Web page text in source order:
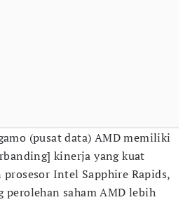
(pusat data) AMD memiliki
kinerja yang kuat
Intel Sapphire Rapids,
perolehan saham AMD lebih